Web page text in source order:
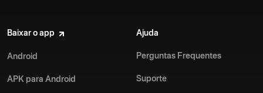
Baixar o app
Android
APK para Android
Ajuda
Perguntas Frequentes
Suporte